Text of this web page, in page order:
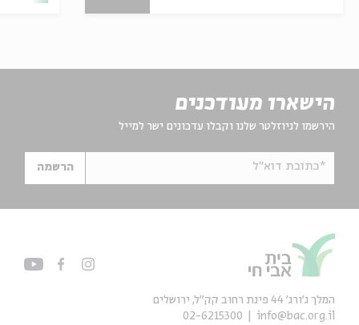
הישארו מעודכנים
הירשמו לניוזלטר שלנו וקבלו עדכונים ישר למייל
*כתובת דוא"ל הרשמה
המלך ג'ורג' 44 פינת רחוב קק״ל, ירושלים
info@bac.org.il
02-6215300